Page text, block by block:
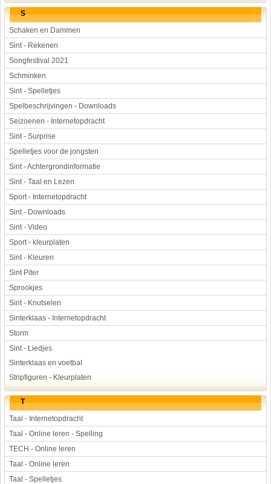
S
Schaken en Dammen
Sint - Rekenen
Songfestival 2021
Schminken
Sint - Spelletjes
Spelbeschrijvingen - Downloads
Seizoenen - Internetopdracht
Sint - Surprise
Spelletjes voor de jongsten
Sint - Achtergrondinformatie
Sint - Taal en Lezen
Sport - Internetopdracht
Sint - Downloads
Sint - Video
Sport - kleurplaten
Sint - Kleuren
Sint Piter
Sprookjes
Sint - Knutselen
Sinterklaas - Internetopdracht
Storm
Sint - Liedjes
Sinterklaas en voetbal
Stripfiguren - Kleurplaten
T
Taal - Internetopdracht
Taal - Online leren - Spelling
TECH - Online leren
Taal - Online leren
Taal - Spelletjes